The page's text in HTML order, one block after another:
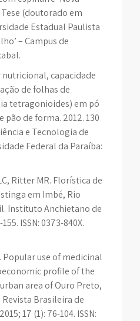
Tese (doutorado em
Estadual Paulista
– Campus de
nutricional, capacidade
de folhas de
tetragonioides) em pó
de forma. 2012. 130
e Tecnologia de
Federal da Paraíba:
Ritter MR. Florística de
em Imbé, Rio
Instituto Anchietano de
ISSN: 0373-840X.
Popular use of medicinal
profile of the
area of Ouro Preto,
Brasileira de
17 (1): 76-104. ISSN: